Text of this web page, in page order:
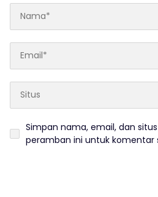
Simpan nama, email, dan
peramban ini untuk komentar